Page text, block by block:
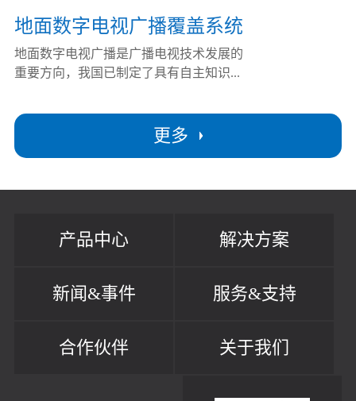
更多
地面数字电视广播覆盖系统
地面数字电视广播是广播电视技术发展的
重要方向，我国已制定了具有自主知识...
产品中心 解决方案
新闻&事件 服务&支持
合作伙伴 关于我们